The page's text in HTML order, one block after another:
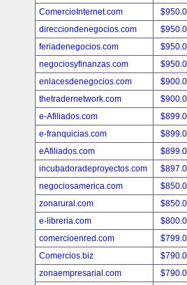
ComercioInternet.com
direcciondenegocios.com
feriadenegocios.com
negociosyfinanzas.com
enlacesdenegocios.com
thetradernetwork.com
e-Afiliados.com
e-franquicias.com
eAfiliados.com
incubadoradeproyectos.com
negociosamerica.com
zonarural.com
e-libreria.com
comercioenred.com
Comercios.biz
zonaempresarial.com